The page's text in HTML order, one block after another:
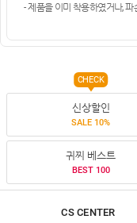
- 제품을 이미 착용하였거나,
신상할인
SALE 10%
CHECK
귀찌 베스트
BEST 100
CS CENTER